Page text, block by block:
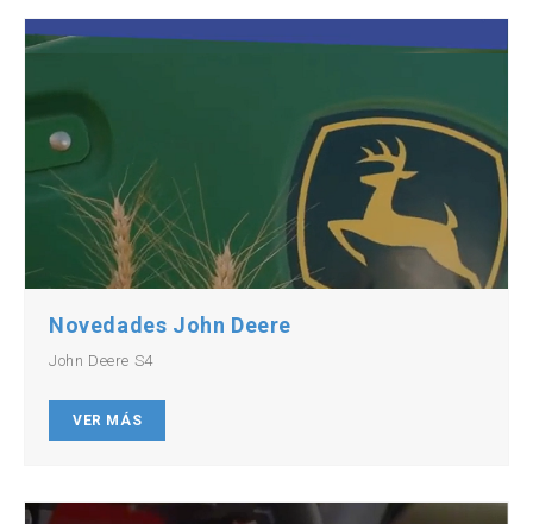
Novedades John Deere
John Deere S4
VER MÁS